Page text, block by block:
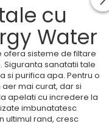
cu
Water
ofera sisteme de filtare
sanatatii tale
si purifica apa. Pentru o
mai curat, dar si
apelati cu incredere la
imbunatatesc
ultimul rand, cresc